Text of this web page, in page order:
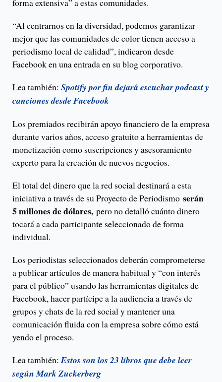
forma extensiva” a estas comunidades.
“Al centrarnos en la diversidad, podemos garantizar
mejor que las comunidades de color tienen acceso a
periodismo local de calidad”, indicaron desde
Facebook en una entrada en su blog corporativo.
Lea también: Spotify por fin dejará escuchar podcast y
canciones desde Facebook
Los premiados recibirán apoyo financiero de la empresa
durante varios años, acceso gratuito a herramientas de
monetización como suscripciones y asesoramiento
experto para la creación de nuevos negocios.
El total del dinero que la red social destinará a esta
iniciativa a través de su Proyecto de Periodismo serán
5 millones de dólares, pero no detalló cuánto dinero
tocará a cada participante seleccionado de forma
individual.
Los periodistas seleccionados deberán comprometerse
a publicar artículos de manera habitual y “con interés
para el público” usando las herramientas digitales de
Facebook, hacer partícipe a la audiencia a través de
grupos y chats de la red social y mantener una
comunicación fluida con la empresa sobre cómo está
yendo el proceso.
Lea también:Estos son los 23 libros que debe leer
según Mark Zuckerberg